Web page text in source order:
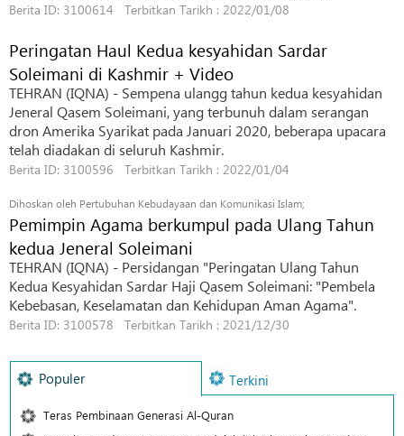
Berita ID: 3100614 Terbitkan Tarikh : 2022/01/08
Peringatan Haul Kedua kesyahidan Sardar
Soleimani di Kashmir + Video
TEHRAN (IQNA) - Sempena ulangg tahun kedua kesyahidan
Jeneral Qasem Soleimani, yang terbunuh dalam serangan
dron Amerika Syarikat pada Januari 2020, beberapa upacara
telah diadakan di seluruh Kashmir.
Berita ID: 3100596 Terbitkan Tarikh : 2022/01/04
Dihoskan oleh Pertubuhan Kebudayaan dan Komunikasi Islam;
Pemimpin Agama berkumpul pada Ulang Tahun
kedua Jeneral Soleimani
TEHRAN (IQNA) - Persidangan "Peringatan Ulang Tahun
Kedua Kesyahidan Sardar Haji Qasem Soleimani: "Pembela
Kebebasan, Keselamatan dan Kehidupan Aman Agama".
Berita ID: 3100578 Terbitkan Tarikh : 2021/12/30
Populer Terkini
Teras Pembinaan Generasi Al-Quran